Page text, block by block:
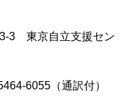
3 東京自立支援セン
6055（通訳付）